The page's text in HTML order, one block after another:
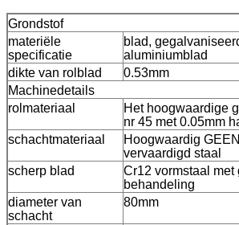
Grondstof
materiële
specificatie
blad,
aluminiumblad
dikte van rolblad
0.53mm
Machinedetails
rolmateriaal
Het hoogwaardige
nr 45 met 0.05mm
schachtmateriaal
Hoogwaardig
vervaardigd staal
scherp blad
Cr12 vormstaal met
behandeling
diameter van
schacht
80mm